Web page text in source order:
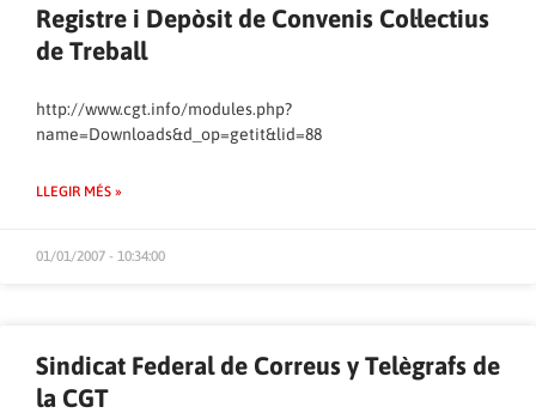
Registre i Depòsit de Convenis Col·lectius
de Treball
http://www.cgt.info/modules.php?
name=Downloads&d_op=getit&lid=88
LLEGIR MÉS »
01/01/2007 - 10:34:00
Sindicat Federal de Correus y Telègrafs de
la CGT